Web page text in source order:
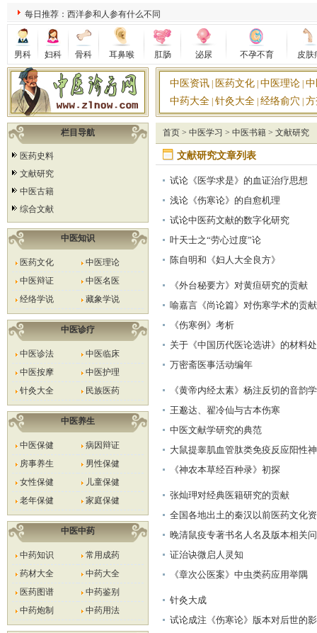
每日推荐：西洋参和人参有什么不同
男科 妇科 骨科 耳鼻喉 肛肠 泌尿 不孕不育 皮肤
中医资讯 医药文化 中医理论
中药大全 针灸大全 经络俞穴
栏目导航
医药史料
文献研究
中医古籍
综合文献
中医知识
医药文化
中医理论
中医辩证
中医名医
经络学说
藏象学说
中医诊疗
中医诊法
中医临床
中医按摩
中医护理
针灸大全
民族医药
中医养生
中医保健
病因辩证
房事养生
男性保健
女性保健
儿童保健
老年保健
家庭保健
中医中药
中药知识
常用成药
药材大全
中药大全
医药图谱
中药鉴别
中药炮制
中药用法
首页 > 中医学习 > 中医书籍 > 文献研究
文献研究文章列表
试论《医学求是》的血证治疗思想
浅论《伤寒论》的自愈机理
试论中医药文献的数字化研究
叶天士之“劳心过度”论
陈自明和《妇人大全良方》
《外台秘要方》对黄疸研究的贡献
喻嘉言《尚论篇》对伤寒学术的贡献
《伤寒例》考析
关于《中国历代医论选讲》的材料处
理问题
万密斋医事活动编年
《黄帝内经太素》杨注反切的音韵学
价值刍议
王邈达、翟冷仙与古本伤寒
中医文献学研究的典范
大鼠提睾肌血管肽类免疫反应阳性神
经纤维的分布
《神农本草经百种录》初探
张灿玾对经典医籍研究的贡献
全国各地出土的秦汉以前医药文化资
源(续三)
晚清鼠疫专著书名人名及版本相关问
题辨疑
证治诀微启人灵知
《章次公医案》中虫类药应用举隅
针灸大成
试论成注《伤寒论》版本对后世的影